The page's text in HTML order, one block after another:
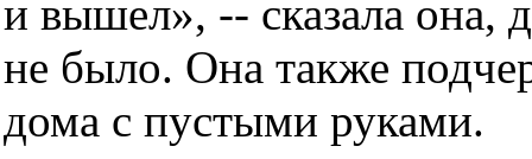
и вышел», -- сказала она,
не было. Она также
дома с пустыми руками.